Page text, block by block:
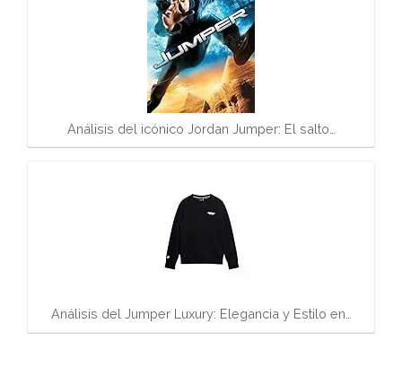
Análisis del icónico Jordan Jumper: El salto…
Análisis del Jumper Luxury: Elegancia y Estilo en…